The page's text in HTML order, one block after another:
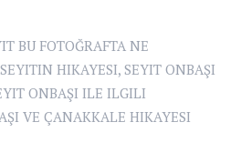
BU FOTOĞRAFTA NE
HIKAYESI, SEYIT ONBAŞI
ONBAŞI ILE ILGILI
VE ÇANAKKALE HIKAYESI